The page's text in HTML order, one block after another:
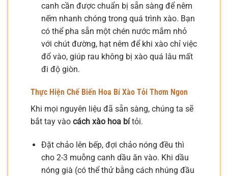
canh cần được chuẩn bị sẵn sàng để nêm
nếm nhanh chóng trong quá trình xào. Bạn
có thể pha sẵn một chén nước mắm nhỏ
với chút đường, hạt nêm để khi xào chỉ việc
đổ vào, giúp rau không bị xào quá lâu mất
đi độ giòn.
Thực Hiện Chế Biến Hoa Bí Xào Tỏi Thơm Ngon
Khi mọi nguyên liệu đã sẵn sàng, chúng ta sẽ
bắt tay vào cách xào hoa bítỏi.
Đặt chảo lên bếp, đợi chảo nóng đều thì
cho 2-3 muỗng canh dầu ăn vào. Khi dầu
nóng già (có thể thử bằng cách nhúng đầu